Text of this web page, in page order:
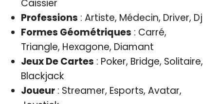
Caissier
Professions : Artiste, Médecin, Driver, Dj
Formes Géométriques : Carré,
Triangle, Hexagone, Diamant
Jeux De Cartes : Poker, Bridge, Solitaire,
Blackjack
Joueur: Streamer, Esports, Avatar,